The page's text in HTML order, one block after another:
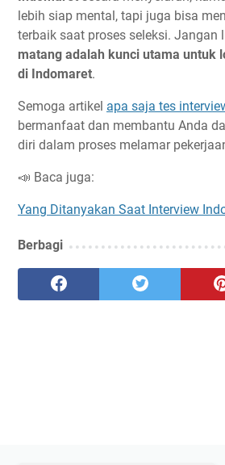
lebih siap mental, tapi juga bisa
terbaik saat proses seleksi. Jangan
matang adalah kunci utama untuk
di Indomaret.
Semoga artikel apa saja tes
bermanfaat dan membantu Anda
diri dalam proses melamar
📣 Baca juga:
Yang Ditanyakan Saat Interview
Berbagi